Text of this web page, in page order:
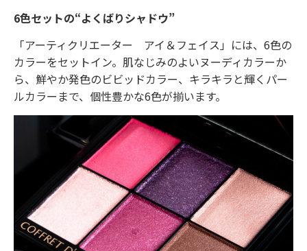
6色セットの“よくばりシャドウ”
「アーティクリエーター アイ＆フェイス」には、6色の
カラーをセットイン。肌なじみのよいヌーディカラーか
ら、鮮やか発色のビビッドカラー、キラキラと輝くパー
ルカラーまで、個性豊かな6色が揃います。